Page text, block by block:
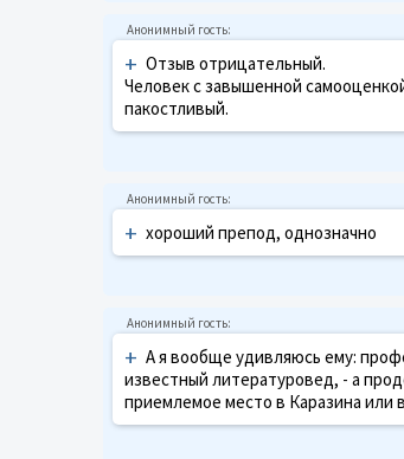
+ Отзыв отрицательный.
Человек с завышенной
пакостливый.
+ хороший препод, однозначно
+ А я вообще удивляюсь ему:
известный литературовед, - а
приемлемое место в Каразина или